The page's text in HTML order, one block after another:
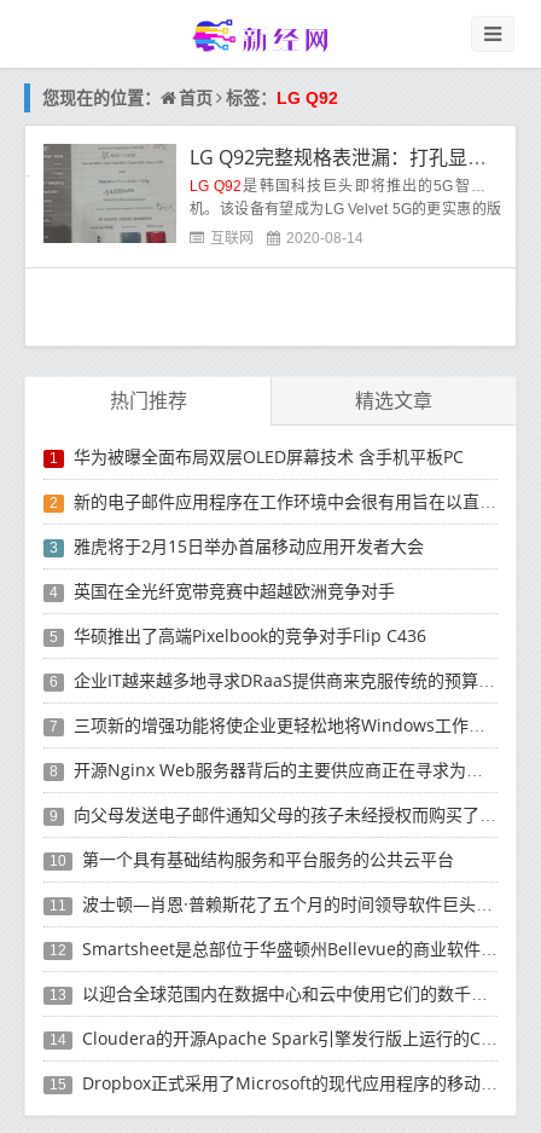
您现在的位置： 首页 标签： LG Q92
LG Q92完整规格表泄漏：打孔显示器，Snapdragon 765G和4000mAh电池
LG Q92是韩国科技巨头即将推出的5G智能手
机。该设备有望成为LG Velvet 5G的更实惠的版
本。在发布之前，该设备的规格已泄漏。泄密者
互联网 2020-08-14
热门推荐 精选文章
1 华为被曝全面布局双层OLED屏幕技术 含手机平板PC
2 新的电子邮件应用程序在工作环境中会很有用旨在以直观方式组织电子邮件收件箱的新功能
3 雅虎将于2月15日举办首届移动应用开发者大会
4 英国在全光纤宽带竞赛中超越欧洲竞争对手
5 华硕推出了高端Pixelbook的竞争对手Flip C436
6 企业IT越来越多地寻求DRaaS提供商来克服传统的预算资源和复杂性挑战
7 三项新的增强功能将使企业更轻松地将Windows工作负载迁移到云
8 开源Nginx Web服务器背后的主要供应商正在寻求为未来10年的增长提供资金
9 向父母发送电子邮件通知父母的孩子未经授权而购买了有关如何退款的产品
10 第一个具有基础结构服务和平台服务的公共云平台
11 波士顿—肖恩·普赖斯花了五个月的时间领导软件巨头SAP的云计算工作
12 Smartsheet是总部位于华盛顿州Bellevue的商业软件制造商
13 以迎合全球范围内在数据中心和云中使用它们的数千名客户
14 Cloudera的开源Apache Spark引擎发行版上运行的Cloud Dataflow版本
15 Dropbox正式​​采用了Microsoft的现代应用程序的移动计算方法